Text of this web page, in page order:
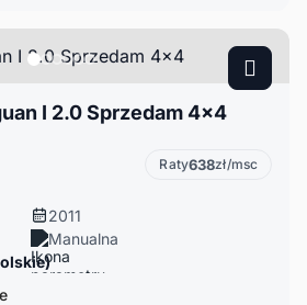
I 2.0 Sprzedam 4x4
Raty638zł/msc
2011
Manualna